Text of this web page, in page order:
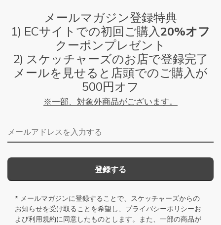
メールマガジン登録特典
1) ECサイトでの初回ご購入20%オフ
クーポンプレゼント
2) スケッチャーズのお店で登録完了
メールを見せると店頭でのご購入が
500円オフ
※一部、対象外商品がございます。
メールアドレス
登録する
* メールマガジンに登録することで、スケッチャーズからの
お知らせを受け取ることを希望し、 プライバシーポリシーお
よび利用規約に同意したものとします。また、一部の商品が